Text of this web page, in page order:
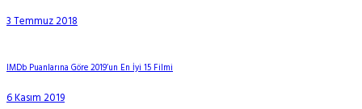
3 Temmuz 2018
IMDb Puanlarına Göre 2019’un En İyi 15 Filmi
6 Kasım 2019